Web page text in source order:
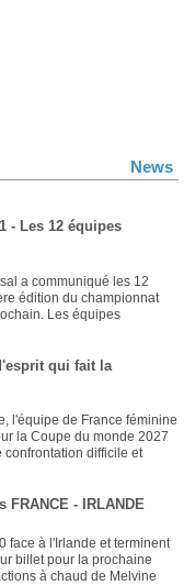
News
- Les 12 équipes
a communiqué les 12
édition du championnat
Les équipes
qui fait la
l'équipe de France féminine
la Coupe du monde 2027
confrontation difficile et
FRANCE - IRLANDE
face à l'Irlande et terminent
billet pour la prochaine
à chaud de Melvine